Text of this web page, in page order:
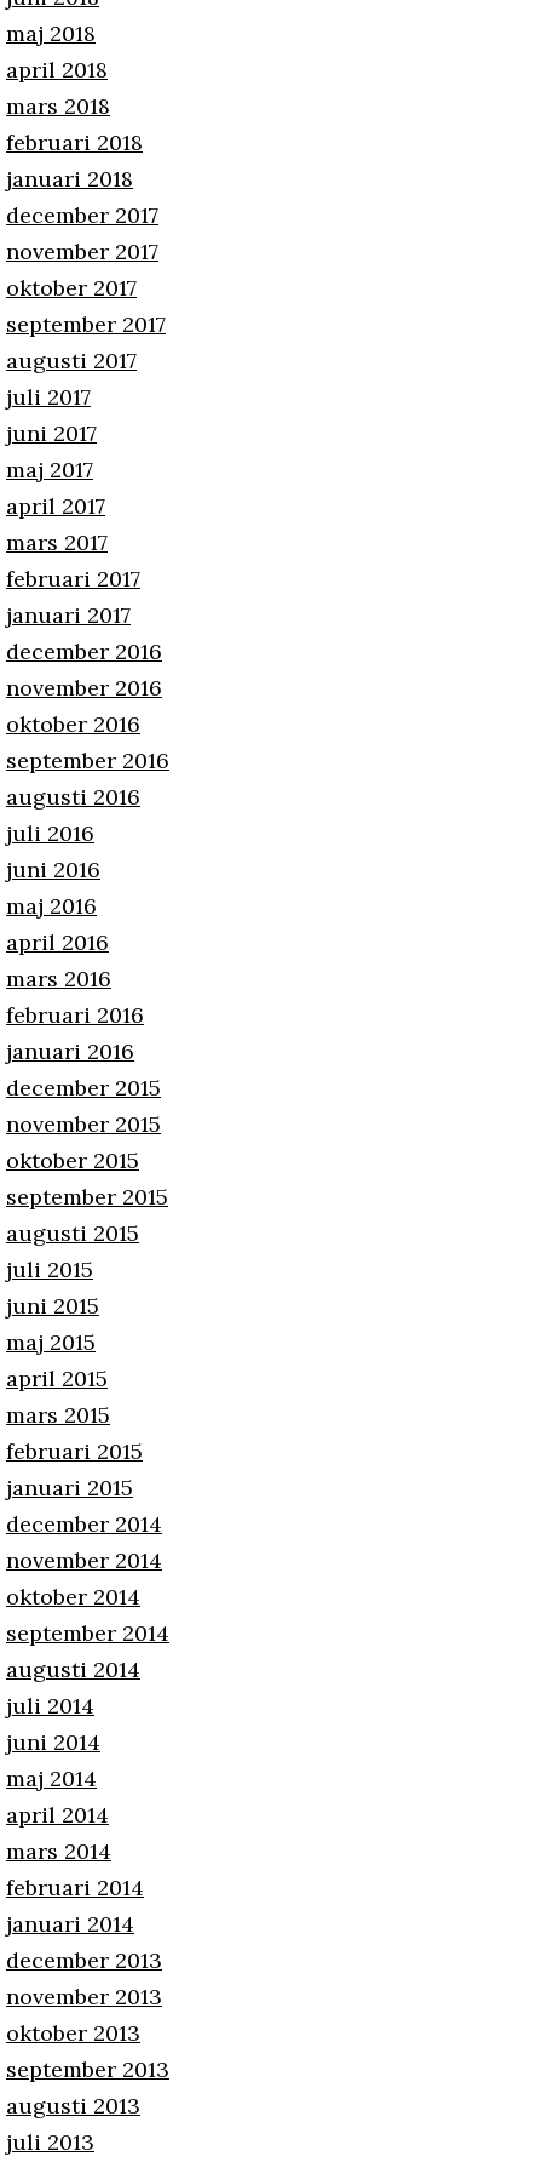
maj 2018
april 2018
mars 2018
februari 2018
januari 2018
december 2017
november 2017
oktober 2017
september 2017
augusti 2017
juli 2017
juni 2017
maj 2017
april 2017
mars 2017
februari 2017
januari 2017
december 2016
november 2016
oktober 2016
september 2016
augusti 2016
juli 2016
juni 2016
maj 2016
april 2016
mars 2016
februari 2016
januari 2016
december 2015
november 2015
oktober 2015
september 2015
augusti 2015
juli 2015
juni 2015
maj 2015
april 2015
mars 2015
februari 2015
januari 2015
december 2014
november 2014
oktober 2014
september 2014
augusti 2014
juli 2014
juni 2014
maj 2014
april 2014
mars 2014
februari 2014
januari 2014
december 2013
november 2013
oktober 2013
september 2013
augusti 2013
juli 2013